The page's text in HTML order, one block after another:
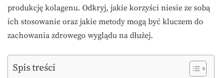
produkcję kolagenu. Odkryj, jakie korzyści niesie ze sobą
ich stosowanie oraz jakie metody mogą być kluczem do
zachowania zdrowego wyglądu na dłużej.
Spis treści